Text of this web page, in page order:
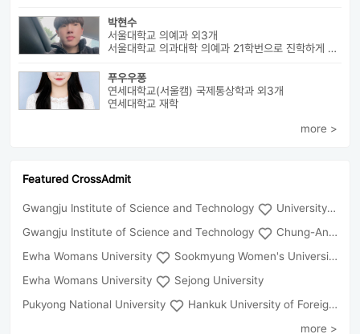
박현수
서울대학교 의예과 외3개
서울대학교 의과대학 의예과 21학번으로 진학하게 될 박현수라고 합니다~
푸우우퐁
연세대학교(서울캠) 국제통상학과 외3개
연세대학교 재학
more >
Featured CrossAdmit
Gwangju Institute of Science and Technology
University of Seoul
Gwangju Institute of Science and Technology
Chung-Ang University
Ewha Womans University
Sookmyung Women's University
Ewha Womans University
Sejong University
Pukyong National University
Hankuk University of Foreign Studies(Global Campus
more >